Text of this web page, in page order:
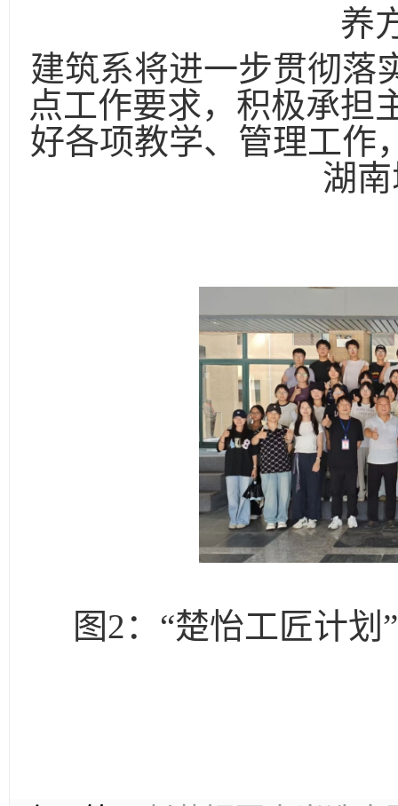
养
建筑系将进一步贯彻落
点工作要求，积极承担
好各项教学、管理工作
湖
图2：“楚怡工匠计划